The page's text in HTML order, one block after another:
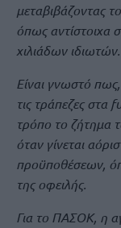
μεταβιβάζοντας
όπως αντίστοιχα
χιλιάδων ιδιωτών.
Είναι γνωστό
τις τράπεζες στα
τρόπο το ζήτημα
όταν γίνεται
προϋποθέσεων,
της οφειλής.
Για το ΠΑΣΟΚ, η